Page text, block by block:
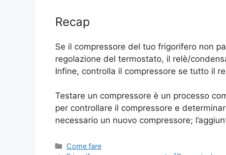
Recap
Se il compressore del tuo frigorifero non
regolazione del termostato, il relè/
Infine, controlla il compressore se tutto il
Testare un compressore è un processo
per controllare il compressore e
necessario un nuovo compressore;
Categorie
Come fare